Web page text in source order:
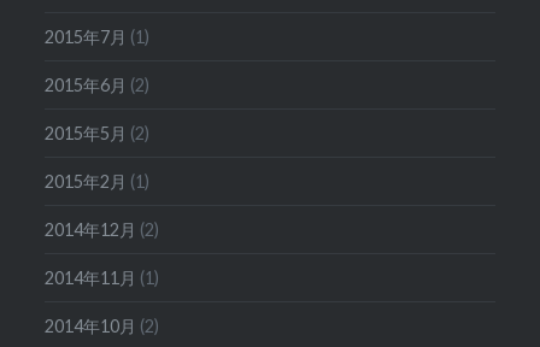
2015年7月 (1)
2015年6月 (2)
2015年5月 (2)
2015年2月 (1)
2014年12月 (2)
2014年11月 (1)
2014年10月 (2)